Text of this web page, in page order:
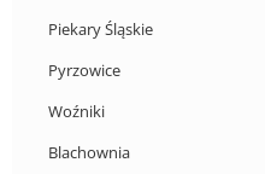
Piekary Śląskie
Pyrzowice
Woźniki
Blachownia